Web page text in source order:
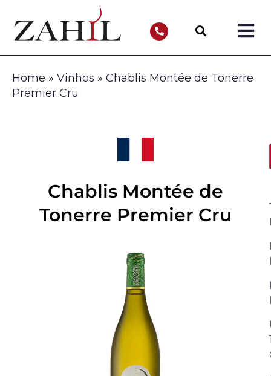
Home » Vinhos » Chablis Montée de Tonerre
Premier Cru
Chablis Montée de
Tonerre Premier Cru